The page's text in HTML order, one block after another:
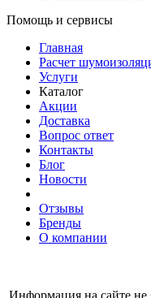
Помощь и сервисы
Главная
Расчет
Услуги
Каталог
Акции
Доставка
Вопрос ответ
Контакты
Блог
Новости
Отзывы
Бренды
О компании
Информация на сайте не